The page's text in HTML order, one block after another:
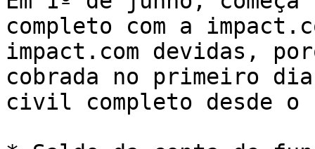
completo com a
impact.com devidas,
cobrada no primeiro dia
civil completo desde o